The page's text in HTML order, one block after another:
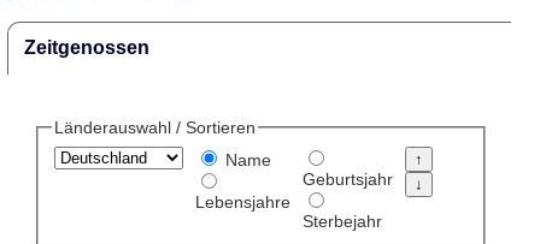
Zeitgenossen
Länderauswahl / Sortieren
Name
Lebensjahre
Geburtsjahr
Sterbejahr